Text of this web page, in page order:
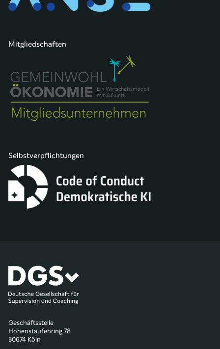
Mitgliedschaften
Selbstverpflichtungen
Geschäftsstelle
Hohenstaufenring 78
50674 Köln